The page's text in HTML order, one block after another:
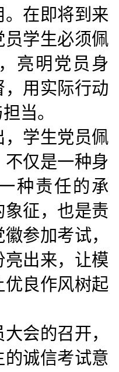
在即将到来
员学生必须佩
亮明党员身
用实际行动
当。
学生党员佩
仅是一种身
种责任的承
征，也是责
参加考试，
出来，让模
优良作风树起
会的召开，
诚信考试意